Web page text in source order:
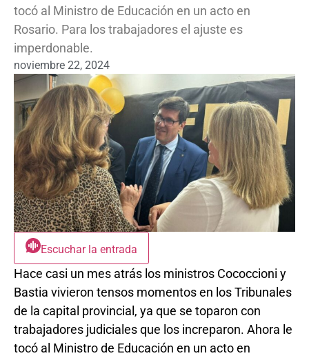
tocó al Ministro de Educación en un acto en
Rosario. Para los trabajadores el ajuste es
imperdonable.
noviembre 22, 2024
Escuchar la entrada
Hace casi un mes atrás los ministros Cococcioni y
Bastia vivieron tensos momentos en los Tribunales
de la capital provincial, ya que se toparon con
trabajadores judiciales que los increparon. Ahora le
tocó al Ministro de Educación en un acto en